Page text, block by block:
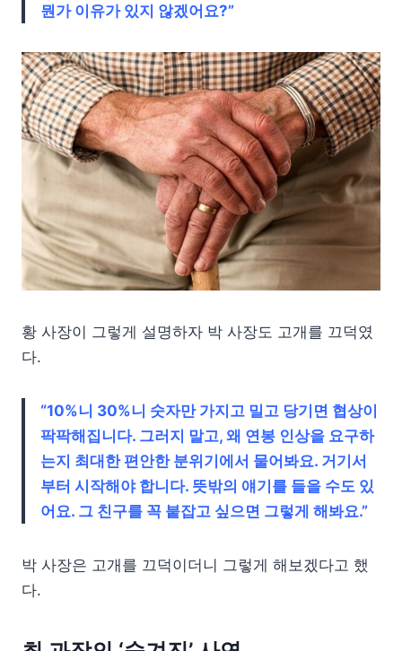
뭔가 이유가 있지 않겠어요?”
황 사장이 그렇게 설명하자 박 사장도 고개를 끄덕였
다.
“10%니 30%니 숫자만 가지고 밀고 당기면 협상이
팍팍해집니다. 그러지 말고, 왜 연봉 인상을 요구하
는지 최대한 편안한 분위기에서 물어봐요. 거기서
부터 시작해야 합니다. 뜻밖의 얘기를 들을 수도 있
어요. 그 친구를 꼭 붙잡고 싶으면 그렇게 해봐요.”
박 사장은 고개를 끄덕이더니 그렇게 해보겠다고 했
다.